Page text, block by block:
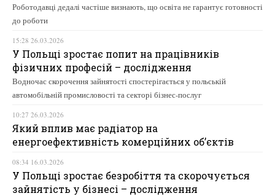
Роботодавці дедалі частіше визнають, що освіта не гарантує готовності
до роботи
15:28 26.03.2026
У Польщі зростає попит на працівників
фізичних професій – дослідження
Водночас скорочення зайнятості спостерігається у польській
автомобільній промисловості та секторі бізнес-послуг
10:27 26.03.2026
Який вплив має радіатор на
енергоефективність комерційних об’єктів
08:34 16.03.2026
У Польщі зростає безробіття та скорочується
зайнятість у бізнесі – дослідження